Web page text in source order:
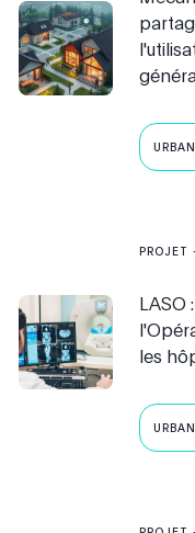
PROJET
LASO
les